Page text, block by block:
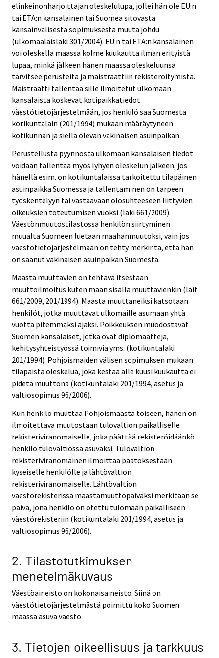
elinkeinonharjoittajan oleskelulupa, jollei hän ole EU:n
tai ETA:n kansalainen tai Suomea sitovasta
kansainvälisestä sopimuksesta muuta johdu
(ulkomaalaislaki 301/2004). EU:n tai ETA:n kansalainen
voi oleskella maassa kolme kuukautta ilman erityistä
lupaa, minkä jälkeen hänen maassa oleskeluunsa
tarvitsee perusteita ja maistraattiin rekisteröitymistä.
Maistraatti tallentaa sille ilmoitetut ulkomaan
kansalaista koskevat kotipaikkatiedot
väestötietojärjestelmään, jos henkilö saa Suomesta
kotikuntalain (201/1994) mukaan määräytyneen
kotikunnan ja siellä olevan vakinaisen asuinpaikan.
Perustellusta pyynnöstä ulkomaan kansalaisen tiedot
voidaan tallentaa myös lyhyen oleskelun jälkeen, jos
hänellä esim. on kotikuntalaissa tarkoitettu tilapäinen
asuinpaikka Suomessa ja tallentaminen on tarpeen
työskentelyyn tai vastaavaan olosuhteeseen liittyvien
oikeuksien toteutumisen vuoksi (laki 661/2009).
Väestönmuutostilastossa henkilön siirtyminen
muualta Suomeen luetaan maahanmuutoksi, vain jos
väestötietojärjestelmään on tehty merkintä, että hän
on saanut vakinaisen asuinpaikan Suomesta.
Maasta muuttavien on tehtävä itsestään
muuttoilmoitus kuten maan sisällä muuttavienkin (lait
661/2009, 201/1994). Maasta muuttaneiksi katsotaan
henkilöt, jotka muuttavat ulkomaille asumaan yhtä
vuotta pitemmäksi ajaksi. Poikkeuksen muodostavat
Suomen kansalaiset, jotka ovat diplomaatteja,
kehitysyhteistyössä toimivia yms. (kotikuntalaki
201/1994). Pohjoismaiden välisen sopimuksen mukaan
tilapäistä oleskelua, joka kestää alle kuusi kuukautta ei
pidetä muuttona (kotikuntalaki 201/1994, asetus ja
valtiosopimus 96/2006).
Kun henkilö muuttaa Pohjoismaasta toiseen, hänen on
ilmoitettava muutostaan tulovaltion paikalliselle
rekisteriviranomaiselle, joka päättää rekisteröidäänkö
henkilö tulovaltiossa asuvaksi. Tulovaltion
rekisteriviranomainen ilmoittaa päätöksestään
kyseiselle henkilölle ja lähtövaltion
rekisteriviranomaiselle. Lähtövaltion
väestörekisterissä maastamuuttopäiväksi merkitään se
päivä, jona henkilö on otettu tulomaan paikalliseen
väestörekisteriin (kotikuntalaki 201/1994, asetus ja
valtiosopimus 96/2006).
2. Tilastotutkimuksen
menetelmäkuvaus
Väestöaineisto on kokonaisaineisto. Siinä on
väestötietojärjestelmästä poimittu koko Suomen
maassa asuva väestö.
3. Tietojen oikeellisuus ja tarkkuus